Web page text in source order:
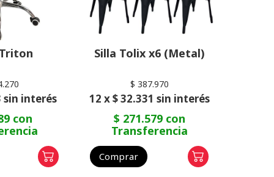
sin interés
con
Silla Tolix x6 (Metal)
$ 387.970
12 x $ 32.331 sin interés
$ 271.579 con
Transferencia
Comprar